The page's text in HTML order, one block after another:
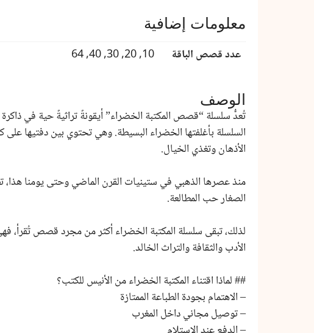
معلومات إضافية
عدد قصص الباقة 10, 20, 30, 40, 64
الوصف
تُعدُّ سلسلة “قصص المكتبة الخضراء” أيقونةً تراثيةً حية في
السلسلة بأغلفتها الخضراء البسيطة. وهي تحتوي بين دفتيها على
الأذهان وتغذي الخيال.
منذ عصرها الذهبي في ستينيات القرن الماضي وحتى يومنا
الصغار حب المطالعة.
لذلك، تبقى سلسلة المكتبة الخضراء أكثر من مجرد قصص تُقرأ،
الأدب والثقافة والتراث الخالد.
## لماذا اقتناء المكتبة الخضراء من الأنيس للكتب؟
– الاهتمام بجودة الطباعة الممتازة
– توصيل مجاني داخل المغرب